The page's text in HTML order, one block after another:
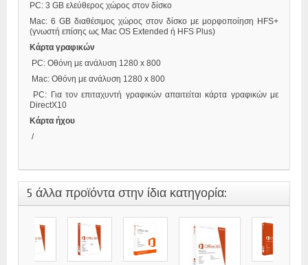
PC: 3 GB ελεύθερος χώρος στον δίσκο
Mac: 6 GB διαθέσιμος χώρος στον δίσκο με μορφοποίηση HFS+
(γνωστή επίσης ως Mac OS Extended ή HFS Plus)
Κάρτα γραφικών
PC: Οθόνη με ανάλυση 1280 x 800
Mac: Οθόνη με ανάλυση 1280 x 800
PC: Για τον επιταχυντή γραφικών απαιτείται κάρτα γραφικών με
DirectX10
Κάρτα ήχου
/
5 άλλα προϊόντα στην ίδια κατηγορία: